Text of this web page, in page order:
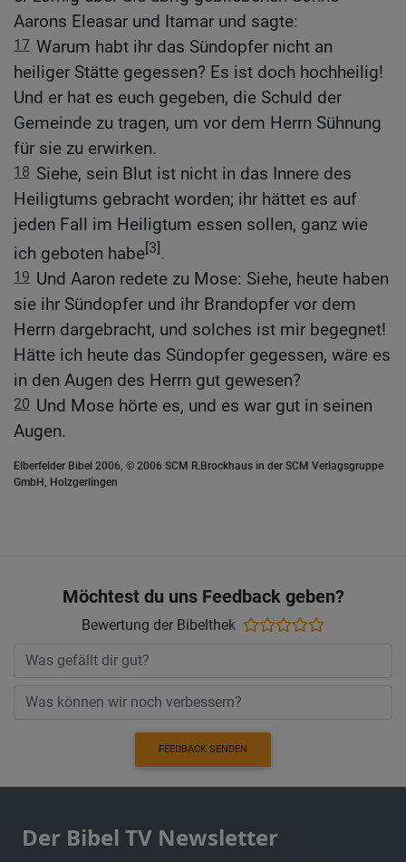
Aarons Eleasar und Itamar und sagte:
17 Warum habt ihr das Sündopfer nicht an
heiliger Stätte gegessen? Es ist doch hochheilig!
Und er hat es euch gegeben, die Schuld der
Gemeinde zu tragen, um vor dem Herrn Sühnung
für sie zu erwirken.
18 Siehe, sein Blut ist nicht in das Innere des
Heiligtums gebracht worden; ihr hättet es auf
jeden Fall im Heiligtum essen sollen, ganz wie
ich geboten habe[3].
19 Und Aaron redete zu Mose: Siehe, heute haben
sie ihr Sündopfer und ihr Brandopfer vor dem
Herrn dargebracht, und solches ist mir begegnet!
Hätte ich heute das Sündopfer gegessen, wäre es
in den Augen des Herrn gut gewesen?
20 Und Mose hörte es, und es war gut in seinen
Augen.
Elberfelder Bibel 2006, © 2006 SCM R.Brockhaus in der SCM Verlagsgruppe
GmbH, Holzgerlingen
Möchtest du uns Feedback geben?
Bewertung der Bibelthek
FEEDBACK SENDEN
Der Bibel TV Newsletter